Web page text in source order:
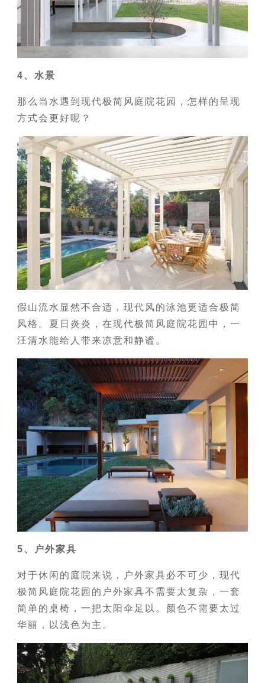
4、水景
那么当水遇到现代极简风庭院花园，怎样的呈现
方式会更好呢？
假山流水显然不合适，现代风的泳池更适合极简
风格。夏日炎炎，在现代极简风庭院花园中，一
汪清水能给人带来凉意和静谧。
5、户外家具
对于休闲的庭院来说，户外家具必不可少，现代
极简风庭院花园的户外家具不需要太复杂，一套
简单的桌椅，一把太阳伞足以。颜色不需要太过
华丽，以浅色为主。